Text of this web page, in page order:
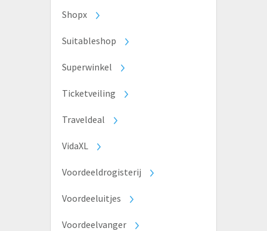
Shopx
Suitableshop
Superwinkel
Ticketveiling
Traveldeal
VidaXL
Voordeeldrogisterij
Voordeeluitjes
Voordeelvanger